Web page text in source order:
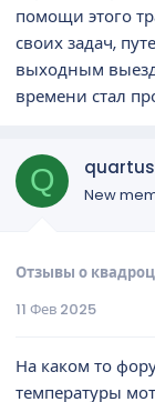
помощи этого
своих задач,
выходным
времени стал
Q quartus
New
Отзывы о
11 Фев 2025
На каком то
температуры